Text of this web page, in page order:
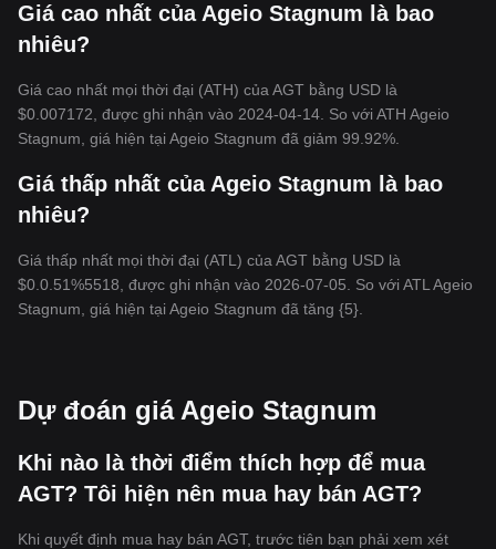
Giá cao nhất của Ageio Stagnum là bao
nhiêu?
Giá cao nhất mọi thời đại (ATH) của AGT bằng USD là
$0.007172, được ghi nhận vào 2024-04-14. So với ATH Ageio
Stagnum, giá hiện tại Ageio Stagnum đã giảm 99.92%.
Giá thấp nhất của Ageio Stagnum là bao
nhiêu?
Giá thấp nhất mọi thời đại (ATL) của AGT bằng USD là
$0.0.51%5518, được ghi nhận vào 2026-07-05. So với ATL Ageio
Stagnum, giá hiện tại Ageio Stagnum đã tăng {5}.
Dự đoán giá Ageio Stagnum
Khi nào là thời điểm thích hợp để mua
AGT? Tôi hiện nên mua hay bán AGT?
Khi quyết định mua hay bán AGT, trước tiên bạn phải xem xét